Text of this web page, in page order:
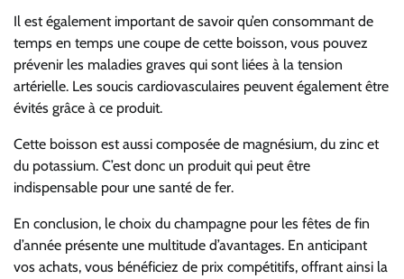
Il est également important de savoir qu’en consommant de
temps en temps une coupe de cette boisson, vous pouvez
prévenir les maladies graves qui sont liées à la tension
artérielle. Les soucis cardiovasculaires peuvent également être
évités grâce à ce produit.
Cette boisson est aussi composée de magnésium, du zinc et
du potassium. C’est donc un produit qui peut être
indispensable pour une santé de fer.
En conclusion, le choix du champagne pour les fêtes de fin
d’année présente une multitude d’avantages. En anticipant
vos achats, vous bénéficiez de prix compétitifs, offrant ainsi la